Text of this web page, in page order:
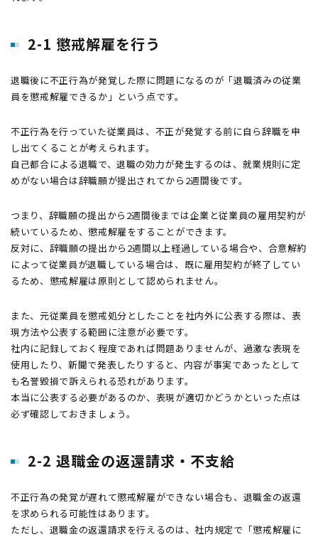
2-1 懲戒解雇を行う
退職後に不正行為が発覚した際に問題になるのが「退職済みの従業
員を懲戒解雇できるか」という点です。
不正行為を行っていた従業員は、不正が発覚する前に自ら辞職を申
し出てくることが考えられます。
自己都合による退職で、退職の効力が発生するのは、就業規則に定
めがない場合は辞職願が提出されてから2週間後です。
つまり、辞職願の提出から2週間後までは企業と従業員の雇用契約が
続いているため、懲戒解雇をすることができます。
反対に、辞職願の提出から2週間以上経過している場合や、合意解約
によって従業員が退職している場合は、既に雇用契約が終了してい
るため、懲戒解雇は原則として認められません。
また、元従業員を懲戒処分としたことを社内外に公表する際は、表
現方法や公表する範囲に注意が必要です。
社内に記録しておく程度であれば問題ありませんが、過激な表現を
使用したり、新聞で発表したりすると、内容が事実であったとして
も名誉毀損で訴えられる恐れがあります。
本当に公表する必要があるのか、表現が適切かどうかといった点は
必ず確認しておきましょう。
2-2 退職金の返還請求・不支給
不正行為の発覚が遅れて懲戒解雇ができない場合も、退職金の返還
を求められる可能性はあります。
ただし、退職金の返還請求を行えるのは、社内規定で「懲戒解雇に